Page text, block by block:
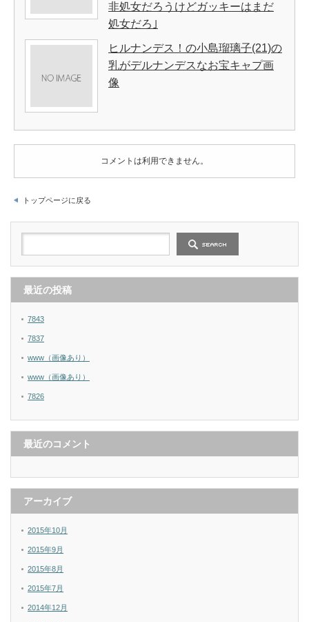
非処女だろうけどガッキーはまだ
処女だろ｣
ヒルナンデス！の小島瑠璃子(21)の
乳がデルナンデスなお宝キャプ画
像
コメントは利用できません。
トップページに戻る
最近の投稿
7843
7837
www（画像あり）
www（画像あり）
7826
最近のコメント
アーカイブ
2015年10月
2015年9月
2015年8月
2015年7月
2014年12月